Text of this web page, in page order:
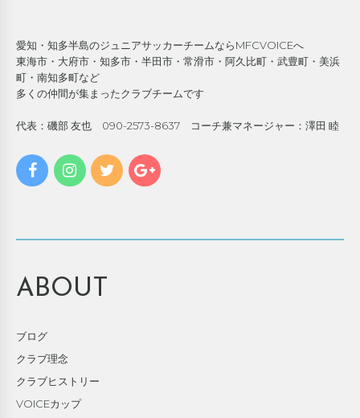
愛知・知多半島のジュニアサッカーチームならMFCVOICEへ
東海市・大府市・知多市・半田市・常滑市・阿久比町・武豊町・美浜
町・南知多町など
多くの仲間が集まったクラブチームです
代表：磯部 友也 090-2573-8637 コーチ兼マネージャー：澤田 睦
ABOUT
ブログ
クラブ理念
クラブヒストリー
VOICEカップ